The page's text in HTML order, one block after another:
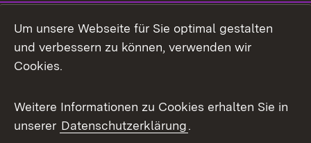
Facebook
X / Twitter
Youtube
Um unsere Webseite für Sie optimal gestalten
und verbessern zu können, verwenden wir
Cookies.
Weitere Informationen zu Cookies erhalten Sie in
unserer Datenschutzerklärung.